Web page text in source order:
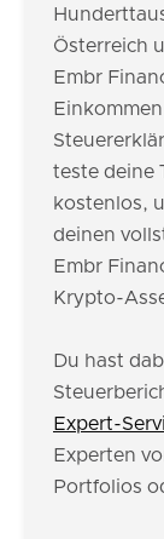
Österreich
Embr
teste deine
kostenlos,
deinen
Embr
Krypto-
Du hast
Expert-
Experten
Portfolios